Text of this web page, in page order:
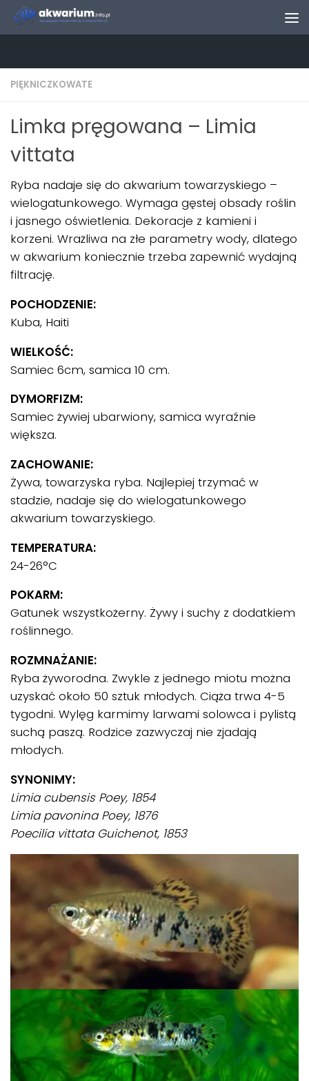
Skip to content
PIĘKNICZKOWATE
Limka pręgowana – Limia
vittata
Ryba nadaje się do akwarium towarzyskiego –
wielogatunkowego. Wymaga gęstej obsady roślin
i jasnego oświetlenia. Dekoracje z kamieni i
korzeni. Wrażliwa na złe parametry wody, dlatego
w akwarium koniecznie trzeba zapewnić wydajną
filtrację.
POCHODZENIE:
Kuba, Haiti
WIELKOŚĆ:
Samiec 6cm, samica 10 cm.
DYMORFIZM:
Samiec żywiej ubarwiony, samica wyraźnie
większa.
ZACHOWANIE:
Żywa, towarzyska ryba. Najlepiej trzymać w
stadzie, nadaje się do wielogatunkowego
akwarium towarzyskiego.
TEMPERATURA:
24-26°C
POKARM:
Gatunek wszystkożerny. Żywy i suchy z dodatkiem
roślinnego.
ROZMNAŻANIE:
Ryba żyworodna. Zwykle z jednego miotu można
uzyskać około 50 sztuk młodych. Ciąża trwa 4-5
tygodni. Wylęg karmimy larwami solowca i pylistą
suchą paszą. Rodzice zazwyczaj nie zjadają
młodych.
SYNONIMY:
Limia cubensis Poey, 1854
Limia pavonina Poey, 1876
Poecilia vittata Guichenot, 1853